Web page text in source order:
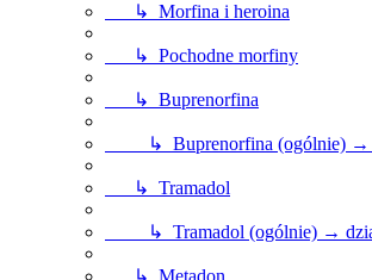
↳ Morfina i heroina
↳ Pochodne morfiny
↳ Buprenorfina
↳ Buprenorfina (ogólnie) →
↳ Tramadol
↳ Tramadol (ogólnie) →
↳ Metadon